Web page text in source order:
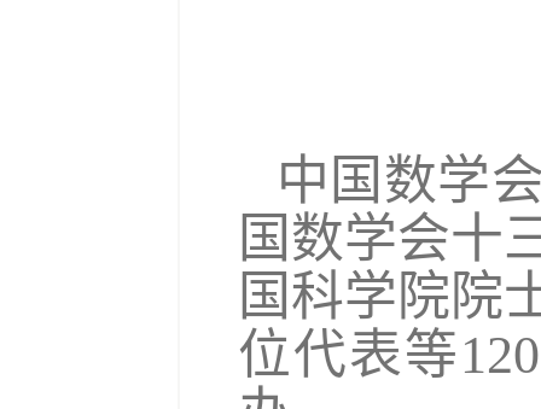
中国数学
国数学会十
国科学院院
位代表等